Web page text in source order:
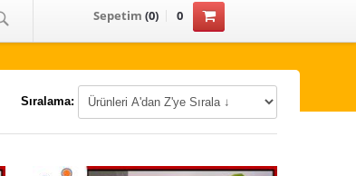
Sepetim (0) 0
Sıralama: